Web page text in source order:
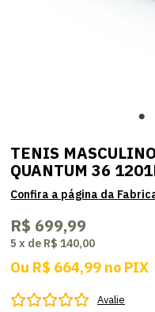
TENIS
QUANTUM 36
R$ 699,99
5 x de R$ 140,00
Ou R$ 664,99 no PIX
Avalie